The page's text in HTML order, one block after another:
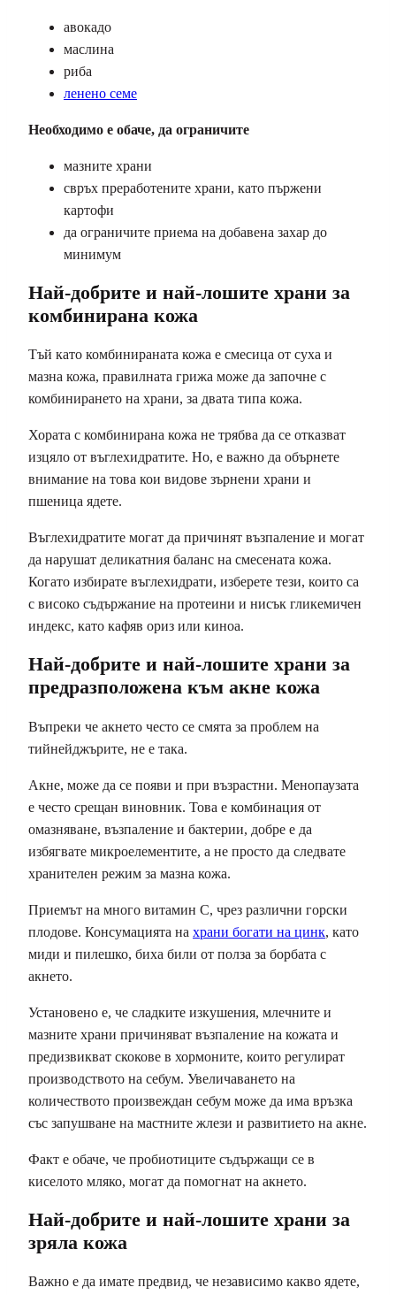
авокадо
маслина
риба
ленено семе
Необходимо е обаче, да ограничите
мазните храни
свръх преработените храни, като пържени
картофи
да ограничите приема на добавена захар до
минимум
Най-добрите и най-лошите храни за
комбинирана кожа
Тъй като комбинираната кожа е смесица от суха и
мазна кожа, правилната грижа може да започне с
комбинирането на храни, за двата типа кожа.
Хората с комбинирана кожа не трябва да се отказват
изцяло от въглехидратите. Но, е важно да обърнете
внимание на това кои видове зърнени храни и
пшеница ядете.
Въглехидратите могат да причинят възпаление и могат
да нарушат деликатния баланс на смесената кожа.
Когато избирате въглехидрати, изберете тези, които са
с високо съдържание на протеини и нисък гликемичен
индекс, като кафяв ориз или киноа.
Най-добрите и най-лошите храни за
предразположена към акне кожа
Въпреки че акнето често се смята за проблем на
тийнейджърите, не е така.
Акне, може да се появи и при възрастни. Менопаузата
е често срещан виновник. Това е комбинация от
омазняване, възпаление и бактерии, добре е да
избягвате микроелементите, а не просто да следвате
хранителен режим за мазна кожа.
Приемът на много витамин С, чрез различни горски
плодове. Консумацията на храни богати на цинк, като
миди и пилешко, биха били от полза за борбата с
акнето.
Установено е, че сладките изкушения, млечните и
мазните храни причиняват възпаление на кожата и
предизвикват скокове в хормоните, които регулират
производството на себум. Увеличаването на
количеството произвеждан себум може да има връзка
със запушване на мастните жлези и развитието на акне.
Факт е обаче, че пробиотиците съдържащи се в
киселото мляко, могат да помогнат на акнето.
Най-добрите и най-лошите храни за
зряла кожа
Важно е да имате предвид, че независимо какво ядете,